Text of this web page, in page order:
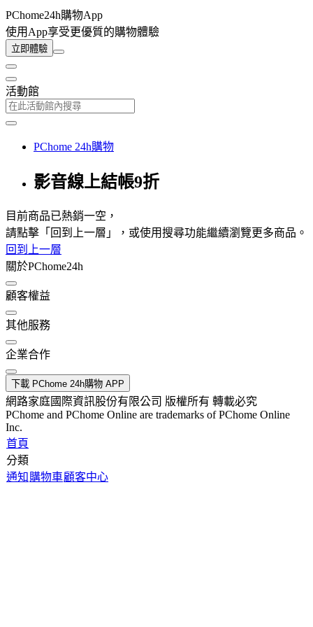
PChome24h購物App
使用App享受更優質的購物體驗
立即體驗
活動館
PChome 24h購物
影音線上結帳9折
目前商品已熱銷一空，
請點擊「回到上一層」，或使用搜尋功能繼續瀏覽更多商品。
回到上一層
關於PChome24h
顧客權益
其他服務
企業合作
下載 PChome 24h購物 APP
網路家庭國際資訊股份有限公司 版權所有 轉載必究
PChome and PChome Online are trademarks of PChome Online
Inc.
首頁
分類
通知 購物車顧客中心